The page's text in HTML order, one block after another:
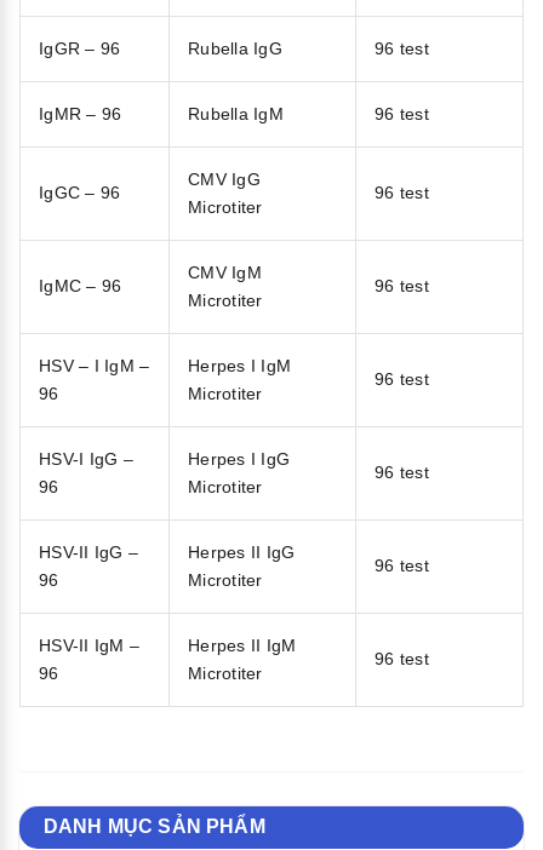
IgGR – 96 Rubella IgG 96 test
IgMR – 96 Rubella IgM 96 test
IgGC – 96
CMV IgG
Microtiter
96 test
IgMC – 96
CMV IgM
Microtiter
96 test
HSV – I IgM –
96
Herpes I IgM
Microtiter
96 test
HSV-I IgG –
96
Herpes I IgG
Microtiter
96 test
HSV-II IgG –
96
Herpes II IgG
Microtiter
96 test
HSV-II IgM –
96
Herpes II IgM
Microtiter
96 test
DANH MỤC SẢN PHẨM